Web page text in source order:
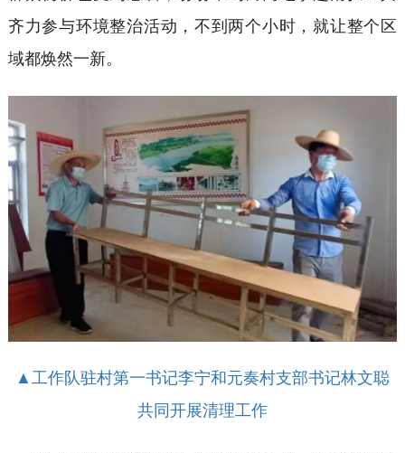
齐力参与环境整治活动 ，不到两个小时，就让整个区
域都焕然一新。
▲工作队驻村第一书记李宁和元奏村支部书记林文聪
共同开展清理工作